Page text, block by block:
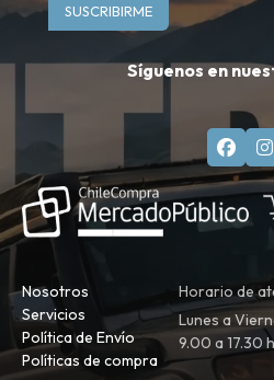
SUSCRIBIRME
Síguenos en
Nosotros
Servicios
Política de Envío
Políticas de compra
Horario de
Lunes a
9.00 a 17.30